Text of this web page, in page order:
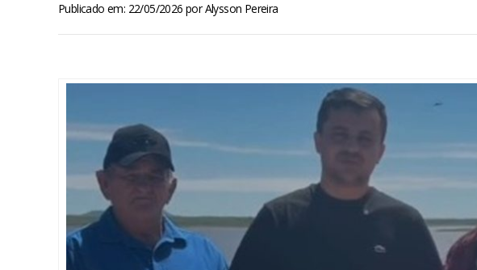
Publicado em: 22/05/2026 porAlysson Pereira